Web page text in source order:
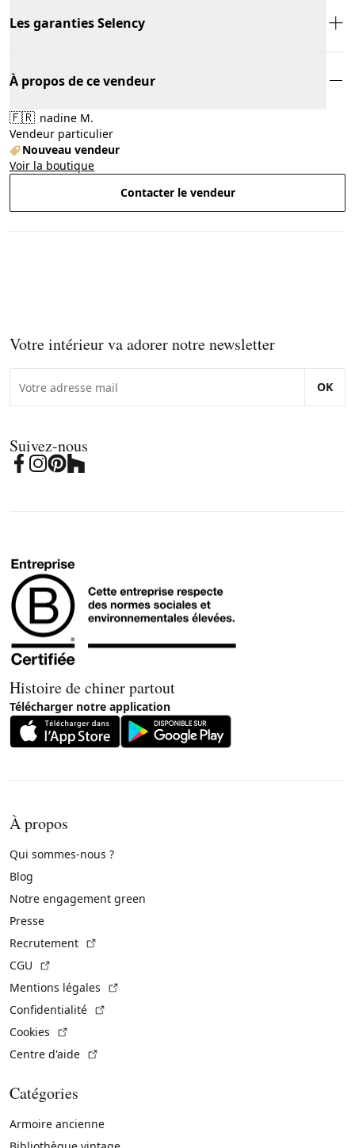
Les garanties Selency
À propos de ce vendeur
🇫🇷 nadine M.
Vendeur particulier
Nouveau vendeur
Voir la boutique
Contacter le vendeur
Votre intérieur va adorer notre newsletter
OK
Suivez-nous
Histoire de chiner partout
Télécharger notre application
À propos
Qui sommes-nous ?
Blog
Notre engagement green
Presse
Recrutement
CGU
Mentions légales
Confidentialité
Cookies
Centre d'aide
Catégories
Armoire ancienne